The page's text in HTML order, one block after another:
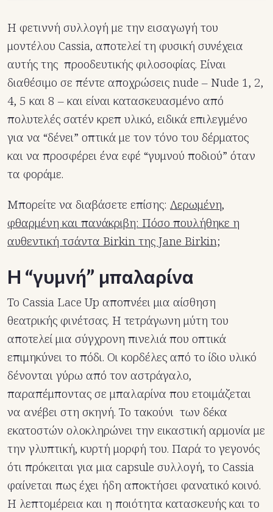
Η φετιννή συλλογή με την εισαγωγή του
μοντέλου Cassia, αποτελεί τη φυσική συνέχεια
αυτής της προοδευτικής φιλοσοφίας. Είναι
διαθέσιμο σε πέντε αποχρώσεις nude – Nude 1, 2,
4, 5 και 8 – και είναι κατασκευασμένο από
πολυτελές σατέν κρεπ υλικό, ειδικά επιλεγμένο
για να “δένει” οπτικά με τον τόνο του δέρματος
και να προσφέρει ένα εφέ “γυμνού ποδιού” όταν
τα φοράμε.
Μπορείτε να διαβάσετε επίσης: Λερωμένη,
φθαρμένη και πανάκριβη: Πόσο πουλήθηκε η
αυθεντική τσάντα Birkin της Jane Birkin;
Η “γυμνή” μπαλαρίνα
Το Cassia Lace Up αποπνέει μια αίσθηση
θεατρικής φινέτσας. Η τετράγωνη μύτη του
αποτελεί μια σύγχρονη πινελιά που οπτικά
επιμηκύνει το πόδι. Οι κορδέλες από το ίδιο υλικό
δένονται γύρω από τον αστράγαλο,
παραπέμποντας σε μπαλαρίνα που ετοιμάζεται
να ανέβει στη σκηνή. Το τακούνι των δέκα
εκατοστών ολοκληρώνει την εικαστική αρμονία με
την γλυπτική, κυρτή μορφή του. Παρά το γεγονός
ότι πρόκειται για μια capsule συλλογή, το Cassia
φαίνεται πως έχει ήδη αποκτήσει φανατικό κοινό.
Η λεπτομέρεια και η ποιότητα κατασκευής και το